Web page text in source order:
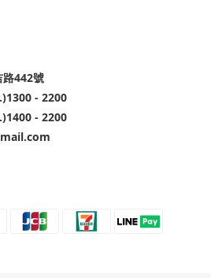
路442號
- 2200
- 2200